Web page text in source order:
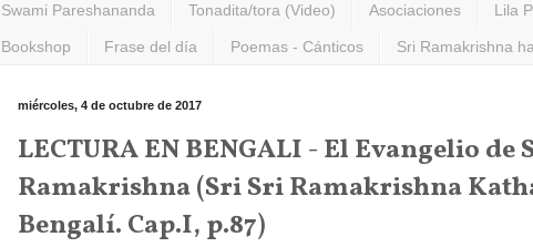
Swami Pareshananda Tonadita/tora (Video) Asociaciones Lila
Bookshop Frase del día Poemas - Cánticos Sri Ramakrishna
miércoles, 4 de octubre de 2017
LECTURA EN BENGALI - El Evangelio de
Ramakrishna (Sri Sri Ramakrishna
Bengalí. Cap.I, p.87)